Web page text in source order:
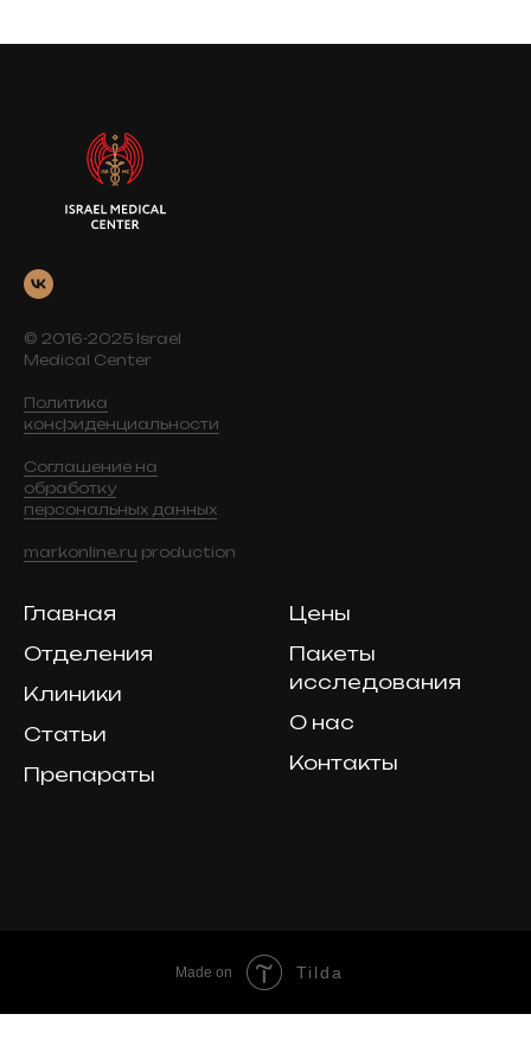
© 2016-2025 Israel
Medical Center
Политика
конфиденциальности
Соглашение на
обработку
персональных данных
markonline.ru production
Главная
Отделения
Клиники
Статьи
Препараты
Цены
Пакеты
исследования
О нас
Контакты
Made on Tilda